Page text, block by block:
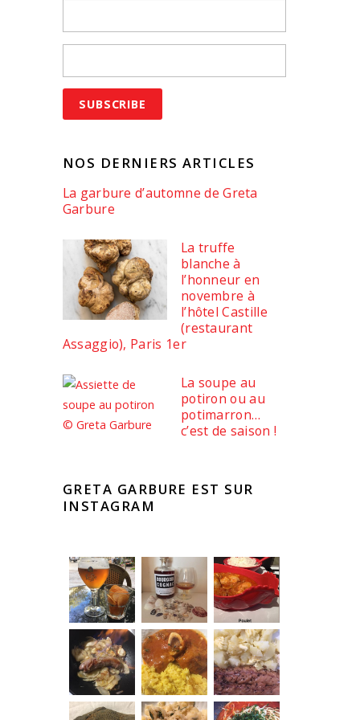
NOS DERNIERS ARTICLES
La garbure d’automne de Greta
Garbure
La truffe
blanche à
l’honneur en
novembre à
l’hôtel Castille
(restaurant
Assaggio), Paris 1er
La soupe au
potiron ou au
potimarron…
c’est de saison !
GRETA GARBURE EST SUR
INSTAGRAM